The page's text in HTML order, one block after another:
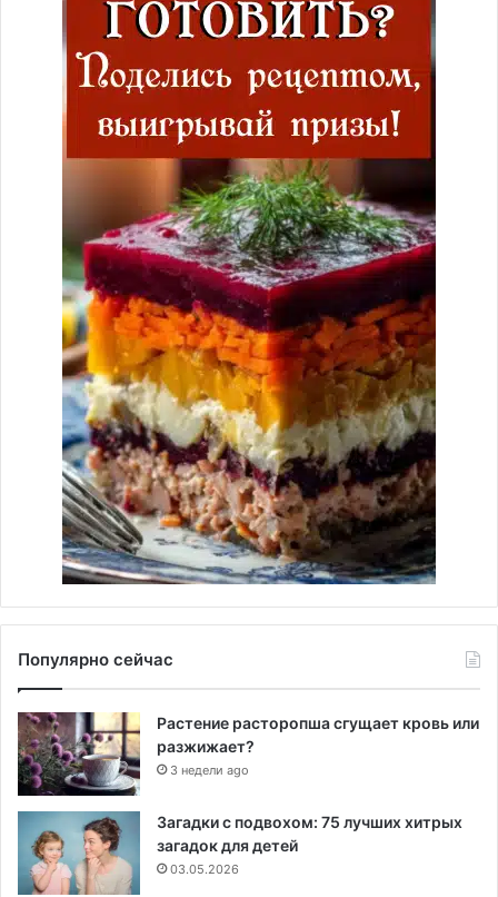
Популярно сейчас
Растение расторопша сгущает кровь или
разжижает?
3 недели ago
Загадки с подвохом: 75 лучших хитрых
загадок для детей
03.05.2026